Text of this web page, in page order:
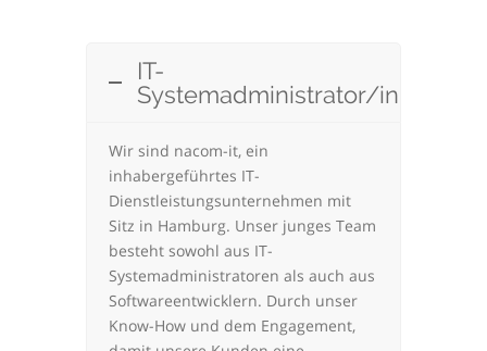
IT-
Systemadministrator/in
Wir sind nacom-it, ein
inhabergeführtes IT-
Dienstleistungsunternehmen mit
Sitz in Hamburg. Unser junges Team
besteht sowohl aus IT-
Systemadministratoren als auch aus
Softwareentwicklern. Durch unser
Know-How und dem Engagement,